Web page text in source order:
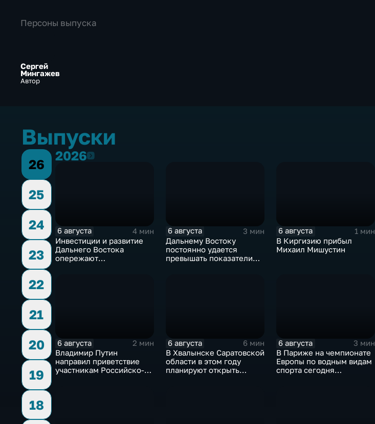
Персоны выпуска
Сергей
Мингажев
Автор
Выпуски
26
25
24
23
22
21
20
19
18
20262026
6 августа
4 мин
Инвестиции и развитие
Дальнего Востока
опережают
6 августа
3 мин
Дальнему Востоку
постоянно удается
превышать показатели
6 августа
1 мин
В Киргизию прибыл
Михаил Мишустин
6 августа
2 мин
Владимир Путин
направил приветствие
участникам Российско-
6 августа
6 мин
В Хвалынске Саратовской
области в этом году
планируют открыть
6 августа
3 мин
В Париже на чемпионате
Европы по водным видам
спорта сегодня